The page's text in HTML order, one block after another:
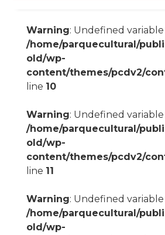
Warning: Undefined
/home/parquecultural/
old/wp-
content/themes/pcdv2/
line 10
Warning: Undefined
/home/parquecultural/
old/wp-
content/themes/pcdv2/
line 11
Warning: Undefined
/home/parquecultural/
old/wp-